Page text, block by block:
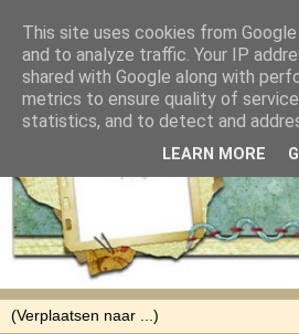
This site uses cookies from
and to analyze traffic. Your IP
shared with Google along with
metrics to ensure quality of
statistics, and to detect and
LEARN MORE